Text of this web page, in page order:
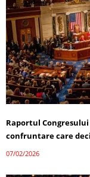
Raportul
confruntare care
07/02/2026